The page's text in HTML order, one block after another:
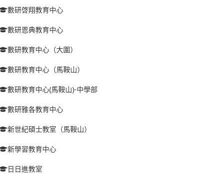
數研啓翔教育中心
數研恩典教育中心
數研教育中心（大圍）
數研教育中心（馬鞍山）
數研教育中心(馬鞍山)-中學部
數研雅各教育中心
新世紀碩士教室（馬鞍山）
新學習教育中心
日日進教室